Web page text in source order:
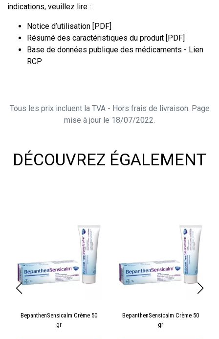
indications, veuillez lire :
Notice d’utilisation [PDF]
Résumé des caractéristiques du produit [PDF]
Base de données publique des médicaments - Lien
RCP
Tous les prix incluent la TVA - Hors frais de livraison. Page
mise à jour le 18/07/2022.
DÉCOUVREZ ÉGALEMENT
BepanthenSensicalm Crème 50
gr
BepanthenSensicalm Crème 50
gr